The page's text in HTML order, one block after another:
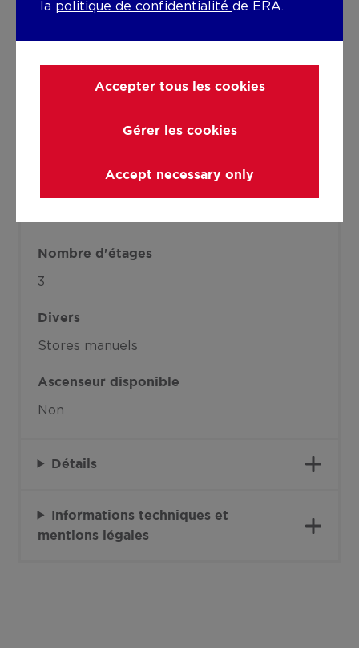
Bâtiment
Année de construction
Nombre d'étages
3
Divers
Stores manuels
Ascenseur disponible
Non
Détails
Informations techniques et
mentions légales
la politique de confidentialité de ERA.
Accepter tous les cookies
Gérer les cookies
Accept necessary only